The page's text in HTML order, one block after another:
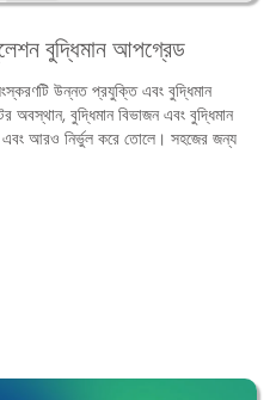
বুদ্ধিমান আপগ্রেড
উন্নত প্রযুক্তি এবং বুদ্ধিমান
অবস্থান, বুদ্ধিমান বিভাজন এবং বুদ্ধিমান
এবং আরও নির্ভুল করে তোলে। সহজের জন্য